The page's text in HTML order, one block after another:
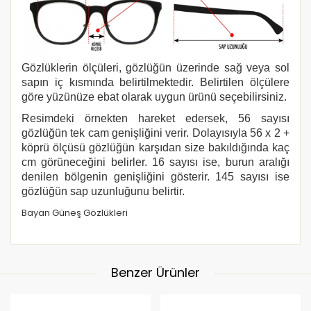
Gözlüklerin ölçüleri, gözlüğün üzerinde sağ veya sol
sapın iç kısmında belirtilmektedir. Belirtilen ölçülere
göre yüzünüze ebat olarak uygun ürünü seçebilirsiniz.
Resimdeki örnekten hareket edersek, 56 sayısı
gözlüğün tek cam genişliğini verir. Dolayısıyla 56 x 2 +
köprü ölçüsü gözlüğün karşıdan size bakıldığında kaç
cm görüneceğini belirler. 16 sayısı ise, burun aralığı
denilen bölgenin genişliğini gösterir. 145 sayısı ise
gözlüğün sap uzunluğunu belirtir.
Bayan Güneş Gözlükleri
Benzer Ürünler